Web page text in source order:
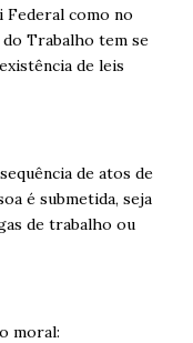
Federal como no
do Trabalho tem se
de leis
de atos de
é submetida, seja
de trabalho ou
moral: